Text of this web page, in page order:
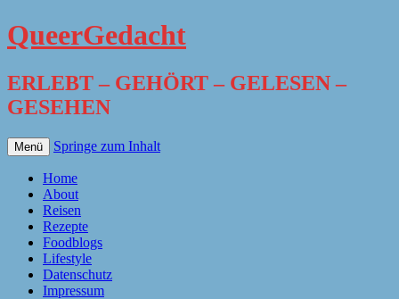
QueerGedacht
ERLEBT – GEHÖRT – GELESEN –
GESEHEN
Menü Springe zum Inhalt
Home
About
Reisen
Rezepte
Foodblogs
Lifestyle
Datenschutz
Impressum